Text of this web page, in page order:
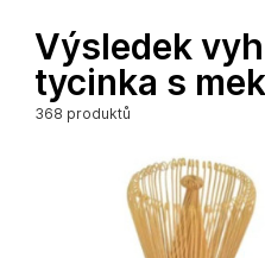
Výsledek
tycinka s
368 produktů